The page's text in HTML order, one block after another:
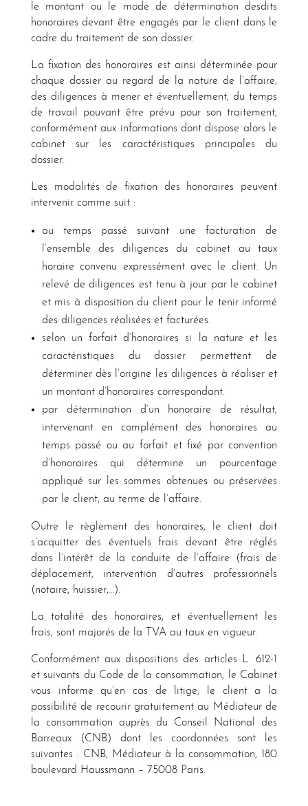
le montant ou le mode de détermination desdits
honoraires devant être engagés par le client dans le
cadre du traitement de son dossier.
La fixation des honoraires est ainsi déterminée pour
chaque dossier au regard de la nature de l’affaire,
des diligences à mener et éventuellement, du temps
de travail pouvant être prévu pour son traitement,
conformément aux informations dont dispose alors le
cabinet sur les caractéristiques principales du
dossier.
Les modalités de fixation des honoraires peuvent
intervenir comme suit :
au temps passé suivant une facturation de
l’ensemble des diligences du cabinet au taux
horaire convenu expressément avec le client. Un
relevé de diligences est tenu à jour par le cabinet
et mis à disposition du client pour le tenir informé
des diligences réalisées et facturées.
selon un forfait d’honoraires si la nature et les
caractéristiques du dossier permettent de
déterminer dès l’origine les diligences à réaliser et
un montant d’honoraires correspondant.
par détermination d’un honoraire de résultat,
intervenant en complément des honoraires au
temps passé ou au forfait et fixé par convention
d’honoraires qui détermine un pourcentage
appliqué sur les sommes obtenues ou préservées
par le client, au terme de l’affaire.
Outre le règlement des honoraires, le client doit
s’acquitter des éventuels frais devant être réglés
dans l’intérêt de la conduite de l’affaire (frais de
déplacement, intervention d’autres professionnels
(notaire, huissier,…).
La totalité des honoraires, et éventuellement les
frais, sont majorés de la TVA au taux en vigueur.
Conformément aux dispositions des articles L. 612-1
et suivants du Code de la consommation, le Cabinet
vous informe qu’en cas de litige, le client a la
possibilité de recourir gratuitement au Médiateur de
la consommation auprès du Conseil National des
Barreaux (CNB) dont les coordonnées sont les
suivantes : CNB, Médiateur à la consommation, 180
boulevard Haussmann – 75008 Paris.